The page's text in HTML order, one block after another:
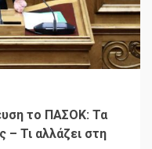
το ΠΑΣΟΚ: Τα
– Τι αλλάζει στη